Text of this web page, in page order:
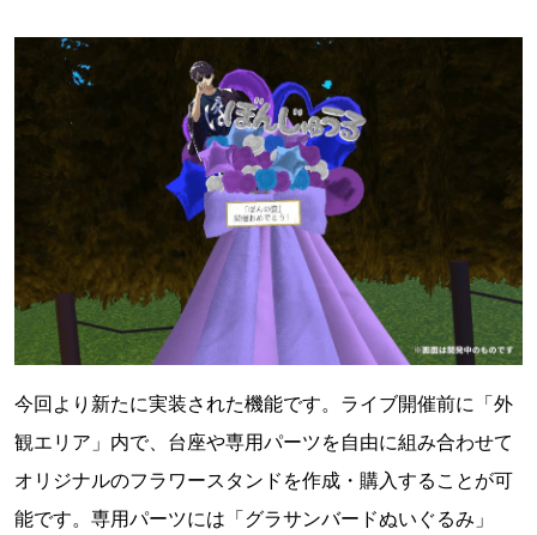
今回より新たに実装された機能です。ライブ開催前に「外
観エリア」内で、台座や専用パーツを自由に組み合わせて
オリジナルのフラワースタンドを作成・購入することが可
能です。専用パーツには「グラサンバードぬいぐるみ」